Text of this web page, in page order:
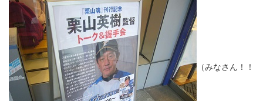
（みなさん！！